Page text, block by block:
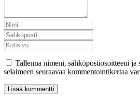
Tallenna nimeni, sähköpostiosoitteeni ja
selaimeen seuraavaa kommentointikertaa